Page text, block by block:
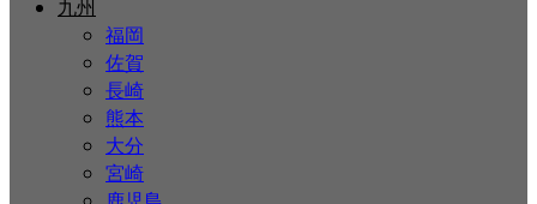
九州
福岡
佐賀
長崎
熊本
大分
宮崎